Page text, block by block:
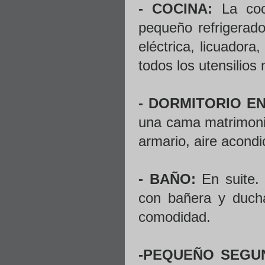
- COCINA: La
pequeño
eléctrica,
todos los utensilios
- DORMITORIO
una cama
armario, aire
- BAÑO: En suite.
con bañera y
comodidad.
-PEQUEÑO